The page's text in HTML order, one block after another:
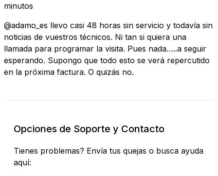
minutos
@adamo_es llevo casi 48 horas sin servicio y todavía sin
noticias de vuestros técnicos. Ni tan si quiera una
llamada para programar la visita. Pues nada…..a seguir
esperando. Supongo que todo esto se verá repercutido
en la próxima factura. O quizás no.
Opciones de Soporte y Contacto
Tienes problemas? Envía tus quejas o busca ayuda
aquí: